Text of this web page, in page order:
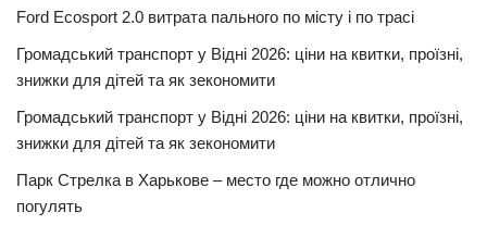
Ford Ecosport 2.0 витрата пального по місту і по трасі
Громадський транспорт у Відні 2026: ціни на квитки, проїзні,
знижки для дітей та як зекономити
Громадський транспорт у Відні 2026: ціни на квитки, проїзні,
знижки для дітей та як зекономити
Парк Стрелка в Харькове – место где можно отлично
погулять